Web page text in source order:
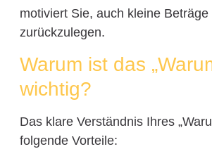
motiviert Sie, auch kleine
zurückzulegen.
Warum ist das
wichtig?
Das klare Verständnis Ihres
folgende Vorteile: